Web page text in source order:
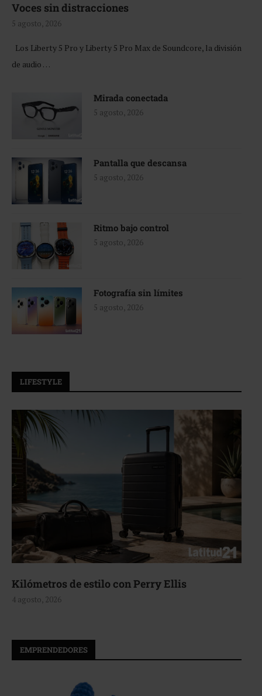
Voces sin distracciones
5 agosto, 2026
Los Liberty 5 Pro y Liberty 5 Pro Max de Soundcore, la división
de audio …
Mirada conectada
5 agosto, 2026
Pantalla que descansa
5 agosto, 2026
Ritmo bajo control
5 agosto, 2026
Fotografía sin límites
5 agosto, 2026
LIFESTYLE
Kilómetros de estilo con Perry Ellis
4 agosto, 2026
EMPRENDEDORES